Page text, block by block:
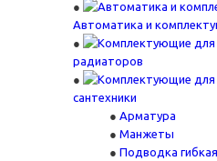
Автоматика и
радиаторов
сантехники
Арматура
Манжеты
Подводка